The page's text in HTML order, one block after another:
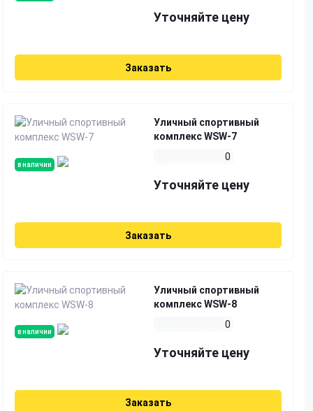
Уточняйте цену
Заказать
в наличии
Уличный спортивный
комплекс WSW-7
0
Уточняйте цену
Заказать
в наличии
Уличный спортивный
комплекс WSW-8
0
Уточняйте цену
Заказать